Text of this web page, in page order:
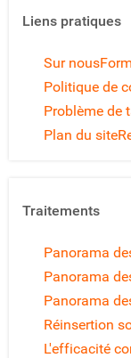
Liens pratiques
Sur nous
Politique de
Problème de
Plan du site
Traitements
Panorama
Panorama
Panorama
Réinsertion
L'efficacité